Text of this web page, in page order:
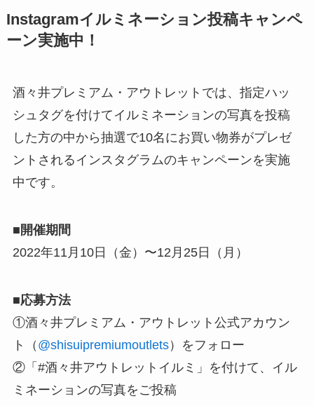
Instagramイルミネーション投稿キャンペ
ーン実施中！
酒々井プレミアム・アウトレットでは、指定ハッ
シュタグを付けてイルミネーションの写真を投稿
した方の中から抽選で10名にお買い物券がプレゼ
ントされるインスタグラムのキャンペーンを実施
中です。
■開催期間
2022年11月10日（金）〜12月25日（月）
■応募方法
①酒々井プレミアム・アウトレット公式アカウン
ト（ @shisuipremiumoutlets）をフォロー
②「#酒々井アウトレットイルミ」を付けて、イル
ミネーションの写真をご投稿